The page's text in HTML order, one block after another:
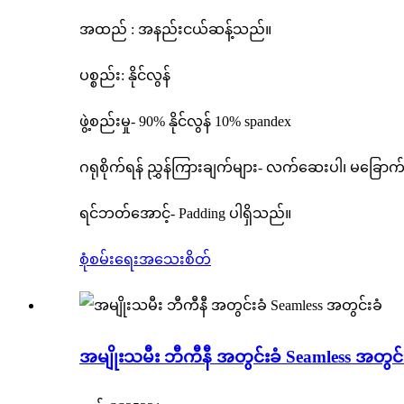
အထည် : အနည်းငယ်ဆန့်သည်။
ပစ္စည်း: နိုင်လွန်
ဖွဲ့စည်းမှု- 90% နိုင်လွန် 10% spandex
ဂရုစိုက်ရန် ညွှန်ကြားချက်များ- လက်ဆေးပါ၊ မခြောက်
ရင်ဘတ်အောင့်- Padding ပါရှိသည်။
စုံစမ်းရေးအသေးစိတ်
အမျိုးသမီး ဘီကီနီ အတွင်းခံ Seamless အတွင်